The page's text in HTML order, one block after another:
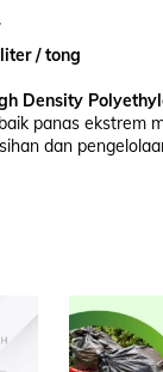
/ tong
Density
panas ekstrem
dan